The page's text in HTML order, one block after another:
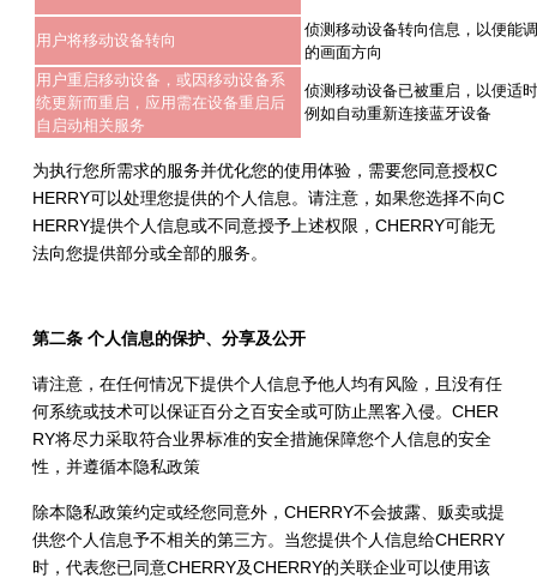
用户将移动设备转向
侦测移动设备转向信息，以便能
的画面方向
用户重启移动设备，或因移动设备系
统更新而重启，应用需在设备重启后
自启动相关服务
侦测移动设备已被重启，以便适
例如自动重新连接蓝牙设备
为执行您所需求的服务并优化您的使用体验，需要您同意授权C
HERRY可以处理您提供的个人信息。请注意，如果您选择不向C
HERRY提供个人信息或不同意授予上述权限，CHERRY可能无
法向您提供部分或全部的服务。
第二条 个人信息的保护、分享及公开
请注意，在任何情况下提供个人信息予他人均有风险，且没有任
何系统或技术可以保证百分之百安全或可防止黑客入侵。CHER
RY将尽力采取符合业界标准的安全措施保障您个人信息的安全
性，并遵循本隐私政策
除本隐私政策约定或经您同意外，CHERRY不会披露、贩卖或提
供您个人信息予不相关的第三方。当您提供个人信息给CHERRY
时，代表您已同意CHERRY及CHERRY的关联企业可以使用该